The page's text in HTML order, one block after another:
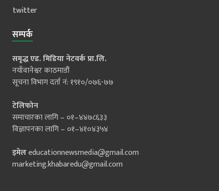
twitter
सम्पर्क
समृद्ध एड. मिडिया नेटवर्क प्रा.लि.
नयाँवानेश्वर काठमाडौं
सूचना विभाग दर्ता नं: १९१०/०७६-७७
टेलिफोन
समाचारका लागि – ०१–४४७८६३३
विज्ञापनका लागि – ०१–४१०४३५४
इमेलeducationnewsmedia@gmail.com
marketing.khabaredu@gmail.com